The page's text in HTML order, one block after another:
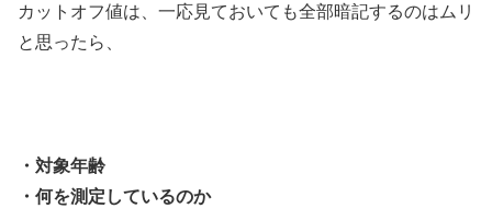
カットオフ値は、一応見ておいても全部暗記するのはムリ
と思ったら、
・対象年齢
・何を測定しているのか